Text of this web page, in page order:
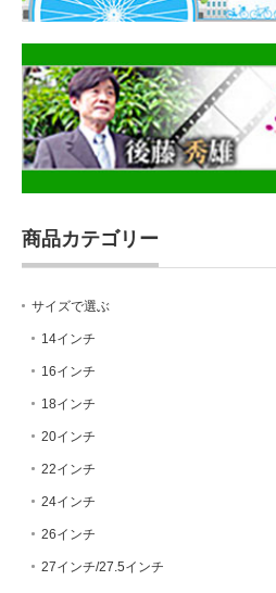
商品カテゴリー
サイズで選ぶ
14インチ
16インチ
18インチ
20インチ
22インチ
24インチ
26インチ
27インチ/27.5インチ